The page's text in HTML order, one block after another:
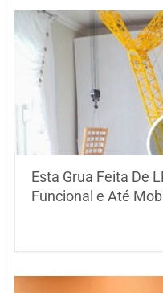
Esta Grua Feita De
Funcional e Até